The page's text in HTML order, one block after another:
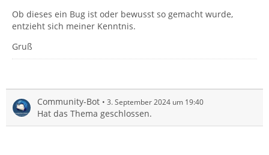
Ob dieses ein Bug ist oder bewusst so gemacht wurde,
entzieht sich meiner Kenntnis.
Gruß
Community-Bot 3. September 2024 um 19:40
Hat das Thema geschlossen.